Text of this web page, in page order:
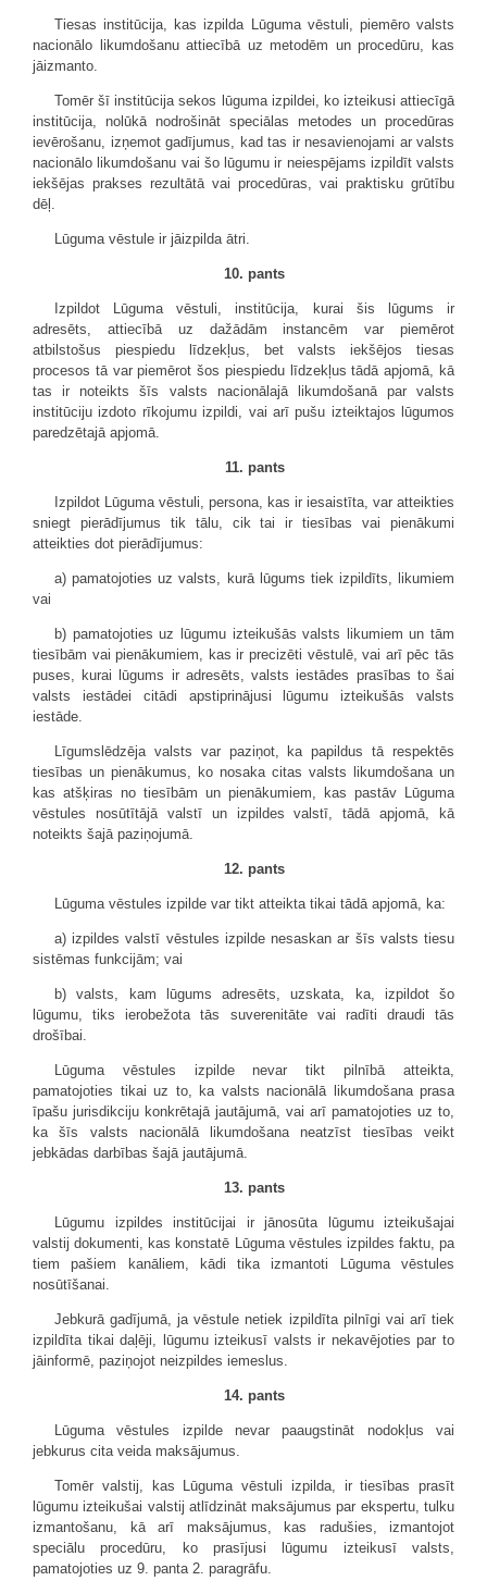
Tiesas institūcija, kas izpilda Lūguma vēstuli, piemēro valsts
nacionālo likumdošanu attiecībā uz metodēm un procedūru, kas
jāizmanto.
Tomēr šī institūcija sekos lūguma izpildei, ko izteikusi attiecīgā
institūcija, nolūkā nodrošināt speciālas metodes un procedūras
ievērošanu, izņemot gadījumus, kad tas ir nesavienojami ar valsts
nacionālo likumdošanu vai šo lūgumu ir neiespējams izpildīt valsts
iekšējas prakses rezultātā vai procedūras, vai praktisku grūtību
dēļ.
Lūguma vēstule ir jāizpilda ātri.
10. pants
Izpildot Lūguma vēstuli, institūcija, kurai šis lūgums ir
adresēts, attiecībā uz dažādām instancēm var piemērot
atbilstošus piespiedu līdzekļus, bet valsts iekšējos tiesas
procesos tā var piemērot šos piespiedu līdzekļus tādā apjomā, kā
tas ir noteikts šīs valsts nacionālajā likumdošanā par valsts
institūciju izdoto rīkojumu izpildi, vai arī pušu izteiktajos lūgumos
paredzētajā apjomā.
11. pants
Izpildot Lūguma vēstuli, persona, kas ir iesaistīta, var atteikties
sniegt pierādījumus tik tālu, cik tai ir tiesības vai pienākumi
atteikties dot pierādījumus:
a) pamatojoties uz valsts, kurā lūgums tiek izpildīts, likumiem
vai
b) pamatojoties uz lūgumu izteikušās valsts likumiem un tām
tiesībām vai pienākumiem, kas ir precizēti vēstulē, vai arī pēc tās
puses, kurai lūgums ir adresēts, valsts iestādes prasības to šai
valsts iestādei citādi apstiprinājusi lūgumu izteikušās valsts
iestāde.
Līgumslēdzēja valsts var paziņot, ka papildus tā respektēs
tiesības un pienākumus, ko nosaka citas valsts likumdošana un
kas atšķiras no tiesībām un pienākumiem, kas pastāv Lūguma
vēstules nosūtītājā valstī un izpildes valstī, tādā apjomā, kā
noteikts šajā paziņojumā.
12. pants
Lūguma vēstules izpilde var tikt atteikta tikai tādā apjomā, ka:
a) izpildes valstī vēstules izpilde nesaskan ar šīs valsts tiesu
sistēmas funkcijām; vai
b) valsts, kam lūgums adresēts, uzskata, ka, izpildot šo
lūgumu, tiks ierobežota tās suverenitāte vai radīti draudi tās
drošībai.
Lūguma vēstules izpilde nevar tikt pilnībā atteikta,
pamatojoties tikai uz to, ka valsts nacionālā likumdošana prasa
īpašu jurisdikciju konkrētajā jautājumā, vai arī pamatojoties uz to,
ka šīs valsts nacionālā likumdošana neatzīst tiesības veikt
jebkādas darbības šajā jautājumā.
13. pants
Lūgumu izpildes institūcijai ir jānosūta lūgumu izteikušajai
valstij dokumenti, kas konstatē Lūguma vēstules izpildes faktu, pa
tiem pašiem kanāliem, kādi tika izmantoti Lūguma vēstules
nosūtīšanai.
Jebkurā gadījumā, ja vēstule netiek izpildīta pilnīgi vai arī tiek
izpildīta tikai daļēji, lūgumu izteikusī valsts ir nekavējoties par to
jāinformē, paziņojot neizpildes iemeslus.
14. pants
Lūguma vēstules izpilde nevar paaugstināt nodokļus vai
jebkurus cita veida maksājumus.
Tomēr valstij, kas Lūguma vēstuli izpilda, ir tiesības prasīt
lūgumu izteikušai valstij atlīdzināt maksājumus par ekspertu, tulku
izmantošanu, kā arī maksājumus, kas radušies, izmantojot
speciālu procedūru, ko prasījusi lūgumu izteikusī valsts,
pamatojoties uz 9. panta 2. paragrāfu.